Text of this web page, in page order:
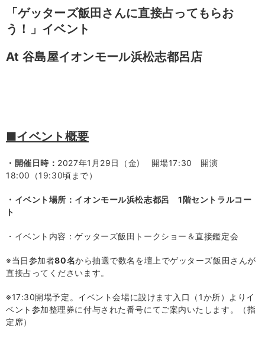
「ゲッターズ飯田さんに直接占ってもらお
う！」イベント
At 谷島屋イオンモール浜松志都呂店
■イベント概要
・開催日時： 2027年1月29日（金) 開場17:30 開演
18:00（19:30頃まで）
・イベント場所：イオンモール浜松志都呂1階セントラルコー
ト
・イベント内容：ゲッターズ飯田トークショー＆直接鑑定会
※当日参加者80名から抽選で数名を壇上でゲッターズ飯田さんが
直接占ってくださいます。
※17:30開場予定。イベント会場に設けます入口（ 1か所）よりイ
ベント参加整理券に付与された番号にてご案内いたします。（指
定席）